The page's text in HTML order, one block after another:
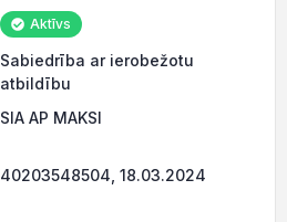
Aktīvs
Sabiedrība ar ierobežotu
atbildību
SIA AP MAKSI
40203548504, 18.03.2024